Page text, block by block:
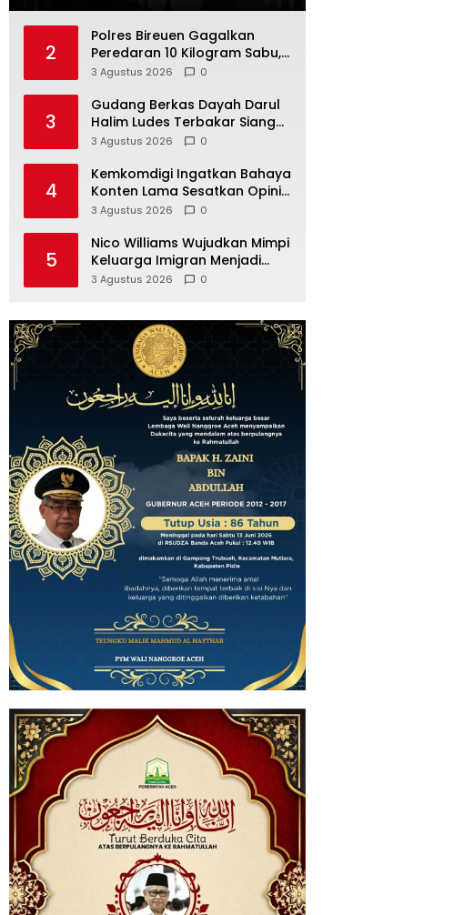
2
Polres Bireuen Gagalkan
Peredaran 10 Kilogram Sabu,
Dua Tersangka Ditahan
3 Agustus 2026 0
3
Gudang Berkas Dayah Darul
Halim Ludes Terbakar Siang
Hari
3 Agustus 2026 0
4
Kemkomdigi Ingatkan Bahaya
Konten Lama Sesatkan Opini
Publik
3 Agustus 2026 0
5
Nico Williams Wujudkan Mimpi
Keluarga Imigran Menjadi
Juara Dunia
3 Agustus 2026 0